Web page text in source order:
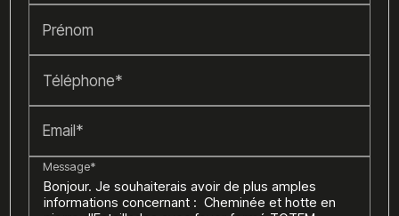
Prénom
Téléphone*
Email*
Message*